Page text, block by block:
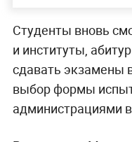
Студенты вновь
и институты,
сдавать экзамены
выбор формы
администрациями